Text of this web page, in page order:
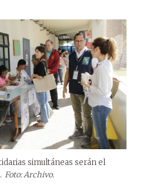
simultáneas serán el
Foto: Archivo.